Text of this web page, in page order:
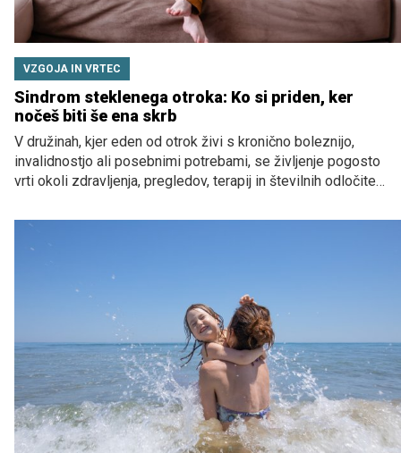
VZGOJA IN VRTEC
Sindrom steklenega otroka: Ko si priden, ker
nočeš biti še ena skrb
V družinah, kjer eden od otrok živi s kronično boleznijo,
invalidnostjo ali posebnimi potrebami, se življenje pogosto
vrti okoli zdravljenja, pregledov, terapij in številnih odločitev.
potrebuje več podpore, zato časa, energije in pozornosti ni
otroke, vendar jih okoliščine pogosto postavijo pred težke
izbire. Nekdo potrebuje več časa, več pomoči, več